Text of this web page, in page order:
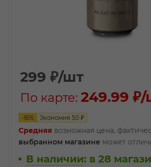
299 ₽/шт
По карте: 249.99 ₽/
-16% Экономия 50 ₽
Средняя возможная цена,
выбранном магазине может
В наличии: в 28